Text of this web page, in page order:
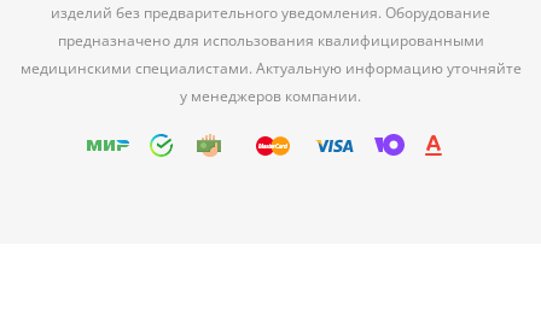
изделий без предварительного уведомления. Оборудование
предназначено для использования квалифицированными
медицинскими специалистами. Актуальную информацию уточняйте
у менеджеров компании.